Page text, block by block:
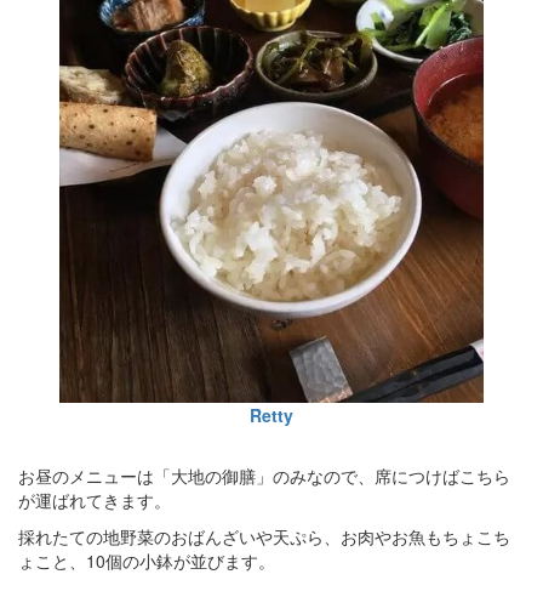
Retty
お昼のメニューは「大地の御膳」のみなので、席につけばこちら
が運ばれてきます。
採れたての地野菜のおばんざいや天ぷら、お肉やお魚もちょこち
ょこと、10個の小鉢が並びます。